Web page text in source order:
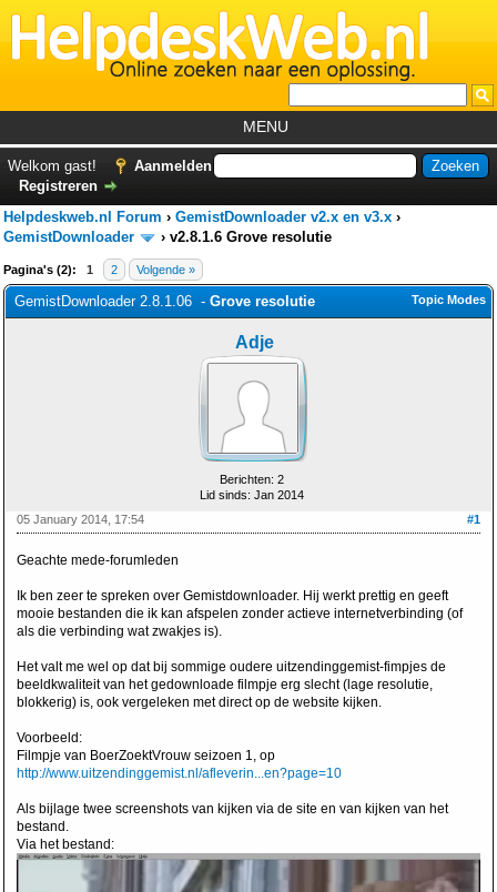
MENU
Foutcodes
GemistDownloader
Forum
Welkom gast!
Aanmelden
Registreren
Helpdeskweb.nl Forum › GemistDownloader v2.x en v3.x ›
GemistDownloader
› v2.8.1.6 Grove resolutie
Pagina's (2): 1 2 Volgende »
Topic Modes
GemistDownloader 2.8.1.06 - Grove resolutie
Adje
Berichten: 2
Lid sinds: Jan 2014
#1
05 January 2014, 17:54
Geachte mede-forumleden
Ik ben zeer te spreken over Gemistdownloader. Hij werkt prettig en geeft
mooie bestanden die ik kan afspelen zonder actieve internetverbinding (of
als die verbinding wat zwakjes is).
Het valt me wel op dat bij sommige oudere uitzendinggemist-fimpjes de
beeldkwaliteit van het gedownloade filmpje erg slecht (lage resolutie,
blokkerig) is, ook vergeleken met direct op de website kijken.
Voorbeeld:
Filmpje van BoerZoektVrouw seizoen 1, op
http://www.uitzendinggemist.nl/afleverin...en?page=10
Als bijlage twee screenshots van kijken via de site en van kijken van het
bestand.
Via het bestand: